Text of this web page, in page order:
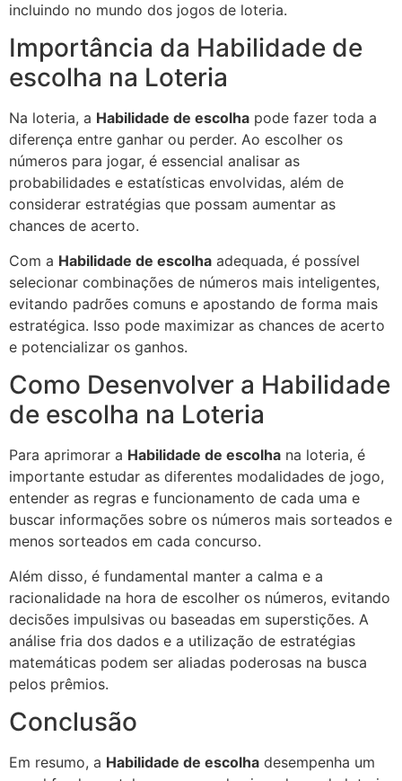
incluindo no mundo dos jogos de loteria.
Importância da Habilidade de
escolha na Loteria
Na loteria, a Habilidade de escolha pode fazer toda a
diferença entre ganhar ou perder. Ao escolher os
números para jogar, é essencial analisar as
probabilidades e estatísticas envolvidas, além de
considerar estratégias que possam aumentar as
chances de acerto.
Com a Habilidade de escolha adequada, é possível
selecionar combinações de números mais inteligentes,
evitando padrões comuns e apostando de forma mais
estratégica. Isso pode maximizar as chances de acerto
e potencializar os ganhos.
Como Desenvolver a Habilidade
de escolha na Loteria
Para aprimorar a Habilidade de escolha na loteria, é
importante estudar as diferentes modalidades de jogo,
entender as regras e funcionamento de cada uma e
buscar informações sobre os números mais sorteados e
menos sorteados em cada concurso.
Além disso, é fundamental manter a calma e a
racionalidade na hora de escolher os números, evitando
decisões impulsivas ou baseadas em superstições. A
análise fria dos dados e a utilização de estratégias
matemáticas podem ser aliadas poderosas na busca
pelos prêmios.
Conclusão
Em resumo, a Habilidade de escolha desempenha um